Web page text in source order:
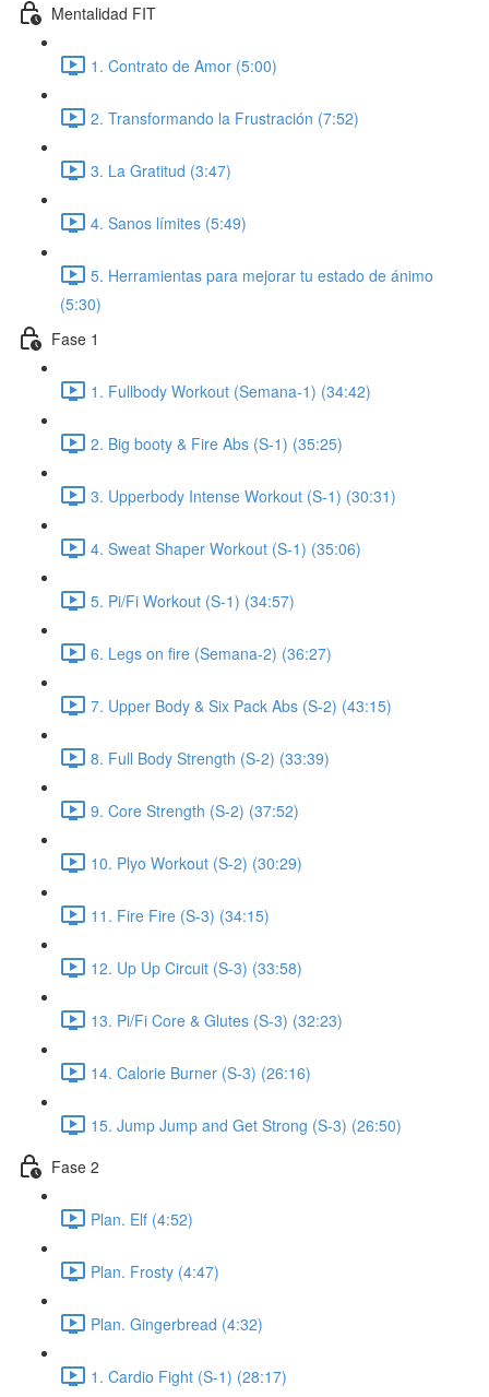
Mentalidad FIT
1. Contrato de Amor (5:00)
2. Transformando la Frustración (7:52)
3. La Gratitud (3:47)
4. Sanos límites (5:49)
5. Herramientas para mejorar tu estado de ánimo
(5:30)
Fase 1
1. Fullbody Workout (Semana-1) (34:42)
2. Big booty & Fire Abs (S-1) (35:25)
3. Upperbody Intense Workout (S-1) (30:31)
4. Sweat Shaper Workout (S-1) (35:06)
5. Pi/Fi Workout (S-1) (34:57)
6. Legs on fire (Semana-2) (36:27)
7. Upper Body & Six Pack Abs (S-2) (43:15)
8. Full Body Strength (S-2) (33:39)
9. Core Strength (S-2) (37:52)
10. Plyo Workout (S-2) (30:29)
11. Fire Fire (S-3) (34:15)
12. Up Up Circuit (S-3) (33:58)
13. Pi/Fi Core & Glutes (S-3) (32:23)
14. Calorie Burner (S-3) (26:16)
15. Jump Jump and Get Strong (S-3) (26:50)
Fase 2
Plan. Elf (4:52)
Plan. Frosty (4:47)
Plan. Gingerbread (4:32)
1. Cardio Fight (S-1) (28:17)